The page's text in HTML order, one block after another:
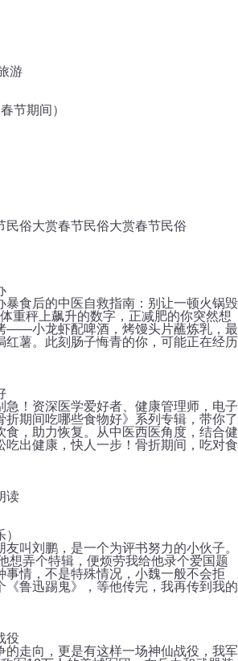
游
节期间）
民俗大赏春节民俗大赏春节民俗
暴食后的中医自救指南：别让一顿火锅毁
重秤上飙升的数字，正减肥的你突然想
——小龙虾配啤酒，烤馒头片蘸炼乳，最
红薯。此刻肠子悔青的你，可能正在经历
急！资深医学爱好者、健康管理师，电子
折期间吃哪些食物好》系列专辑，带你了
食，助力恢复。从中医西医角度，结合健
吃出健康，快人一步！骨折期间，吃对食
读
叫刘鹏，是一个为评书努力的小伙子。
想弄个特辑，便烦劳我给他录个爱国题
事情，不是特殊情况，小魏一般不会拒
《鲁迅踢鬼》，等他传完，我再传到我的
役
的走向，更是有这样一场神仙战役，我军